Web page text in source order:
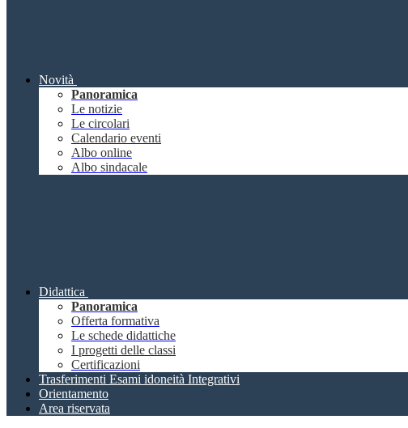
Novità
Panoramica
Le notizie
Le circolari
Calendario eventi
Albo online
Albo sindacale
Didattica
Panoramica
Offerta formativa
Le schede didattiche
I progetti delle classi
Certificazioni
Trasferimenti Esami idoneità Integrativi
Orientamento
Area riservata